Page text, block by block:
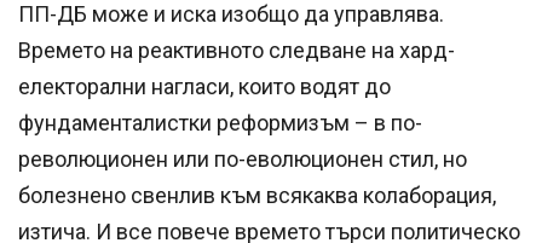
ПП-ДБ може и иска изобщо да управлява.
Времето на реактивното следване на хард-
електорални нагласи, които водят до
фундаменталистки реформизъм – в по-
революционен или по-еволюционен стил, но
болезнено свенлив към всякаква колаборация,
изтича. И все повече времето търси политическо